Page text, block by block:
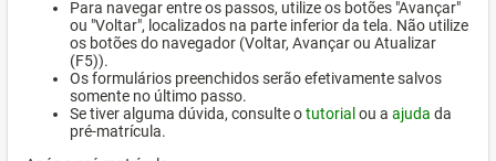
Para navegar entre os passos, utilize os botões "Avançar"
ou "Voltar", localizados na parte inferior da tela. Não utilize
os botões do navegador (Voltar, Avançar ou Atualizar
(F5)).
Os formulários preenchidos serão efetivamente salvos
somente no último passo.
Se tiver alguma dúvida, consulte otutorial ou a ajuda da
pré-matrícula.